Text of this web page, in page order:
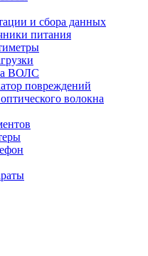
и сбора данных
питания
ВОЛС
повреждений
волокна